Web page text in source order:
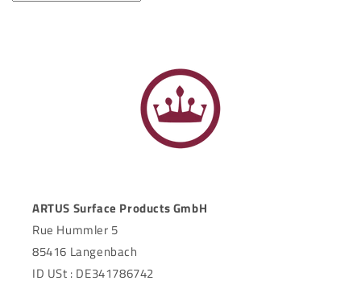
ARTUS Surface Products GmbH
Rue Hummler 5
85416 Langenbach
ID USt : DE341786742